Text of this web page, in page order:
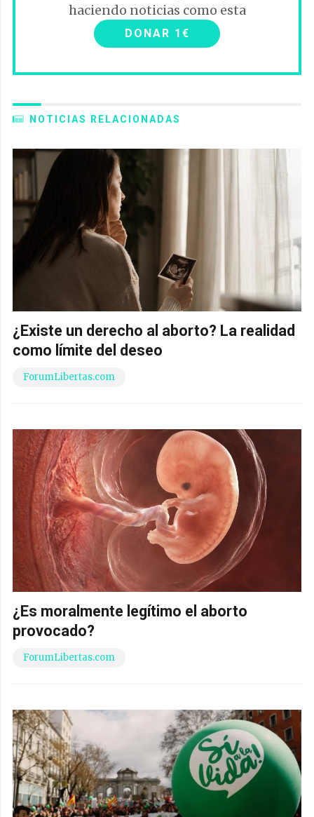
haciendo noticias como esta
DONAR 1€
NOTICIAS RELACIONADAS
¿Existe un derecho al aborto? La realidad
como límite del deseo
ForumLibertas.com
¿Es moralmente legítimo el aborto
provocado?
ForumLibertas.com